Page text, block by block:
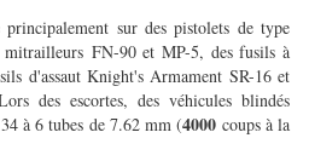
principalement sur des pistolets de type
mitrailleurs FN-90 et MP-5, des fusils à
d'assaut Knight's Armament SR-16 et
des escortes, des véhicules blindés
à 6 tubes de 7.62 mm (4000 coups à la